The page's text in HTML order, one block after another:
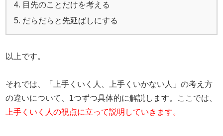
目先のことだけを考える
だらだらと先延ばしにする
以上です。
それでは、「上手くいく人、上手くいかない人」の考え方
の違いについて、1つずつ具体的に解説します。ここでは、
上手くいく人の視点に立って説明していきます。